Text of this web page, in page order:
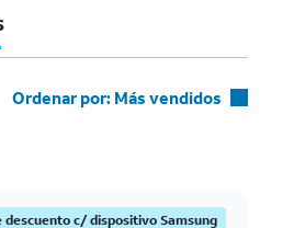
Ordenar por: Más vendidos
Precio: menor a mayor
descuento c/ dispositivo Samsung